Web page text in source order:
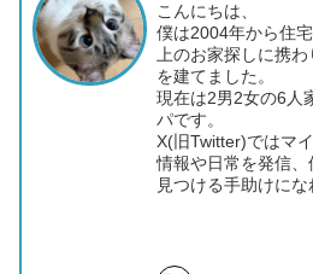
こんにちは、
僕は2004年から住
上のお家探しに携
を建てました。
現在は2男2女の6人
パです。
X(旧Twitter)ではマ
情報や日常を発信
見つける手助けに